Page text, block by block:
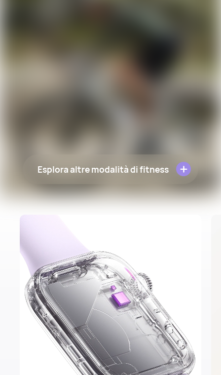
Esplora altre modalità di fitness